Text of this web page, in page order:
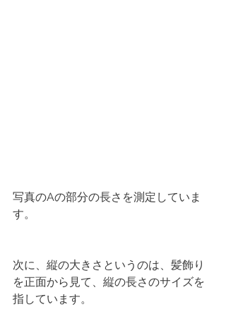
写真のAの部分の長さを測定していま
す。
次に、縦の大きさというのは、髪飾り
を正面から見て、縦の長さのサイズを
指しています。